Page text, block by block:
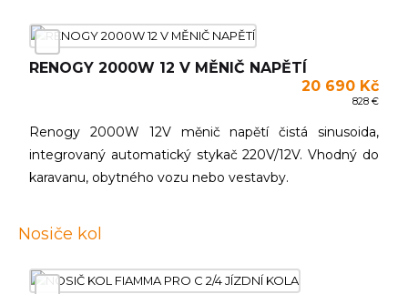
RENOGY 2000W 12 V MĚNIČ NAPĚTÍ
20 690 Kč
828 €
Renogy 2000W 12V měnič napětí čistá sinusoida,
integrovaný automatický stykač 220V/12V. Vhodný do
karavanu, obytného vozu nebo vestavby.
Nosiče kol